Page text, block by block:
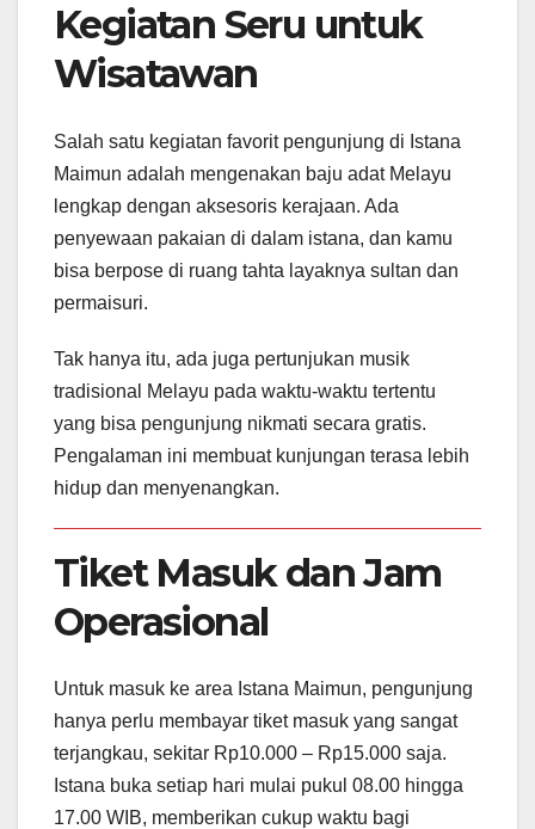
Kegiatan Seru untuk
Wisatawan
Salah satu kegiatan favorit pengunjung di Istana
Maimun adalah mengenakan baju adat Melayu
lengkap dengan aksesoris kerajaan. Ada
penyewaan pakaian di dalam istana, dan kamu
bisa berpose di ruang tahta layaknya sultan dan
permaisuri.
Tak hanya itu, ada juga pertunjukan musik
tradisional Melayu pada waktu-waktu tertentu
yang bisa pengunjung nikmati secara gratis.
Pengalaman ini membuat kunjungan terasa lebih
hidup dan menyenangkan.
Tiket Masuk dan Jam
Operasional
Untuk masuk ke area Istana Maimun, pengunjung
hanya perlu membayar tiket masuk yang sangat
terjangkau, sekitar Rp10.000 – Rp15.000 saja.
Istana buka setiap hari mulai pukul 08.00 hingga
17.00 WIB, memberikan cukup waktu bagi